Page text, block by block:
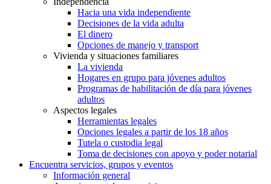
Hacia una vida independiente
Decisiones de la vida adulta
El dinero
Opciones de manejo y transport
Vivienda y situaciones familiares
La vivienda
Hogares en grupo para jóvenes adultos
Programas de habilitación de día para jóvenes
adultos
Aspectos legales
Herramientas legales
Opciones legales a partir de los 18 años
Tutela o custodia legal
Toma de decisiones con apoyo y poder notarial
Encuentra servicios, grupos y eventos
Información general